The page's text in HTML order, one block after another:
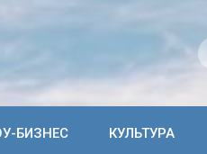
БИЗНЕС КУЛЬТУРА